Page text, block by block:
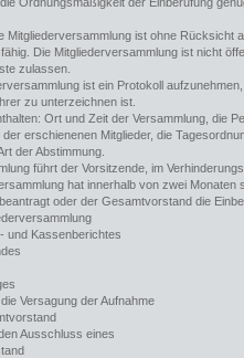
Mitgliederversammlung ist ohne Rücksicht
Die Mitgliederversammlung ist nicht
zulassen.
ist ein Protokoll
zu unterzeichnen ist.
Ort und Zeit der Versammlung, die
erschienenen Mitglieder, die
der Abstimmung.
führt der Vorsitzende, im
hat innerhalb von zwei Monaten
oder der Gesamtvorstand die
und Kassenberichtes
Versagung der Aufnahme
Ausschluss eines